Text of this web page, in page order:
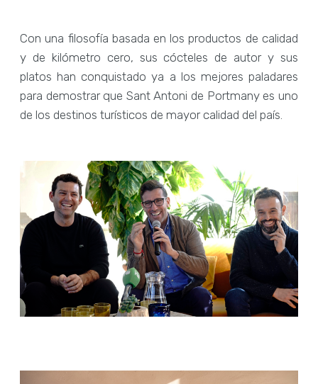
Con una filosofía basada en los productos de calidad
y de kilómetro cero, sus cócteles de autor y sus
platos han conquistado ya a los mejores paladares
para demostrar que Sant Antoni de Portmany es uno
de los destinos turísticos de mayor calidad del país.